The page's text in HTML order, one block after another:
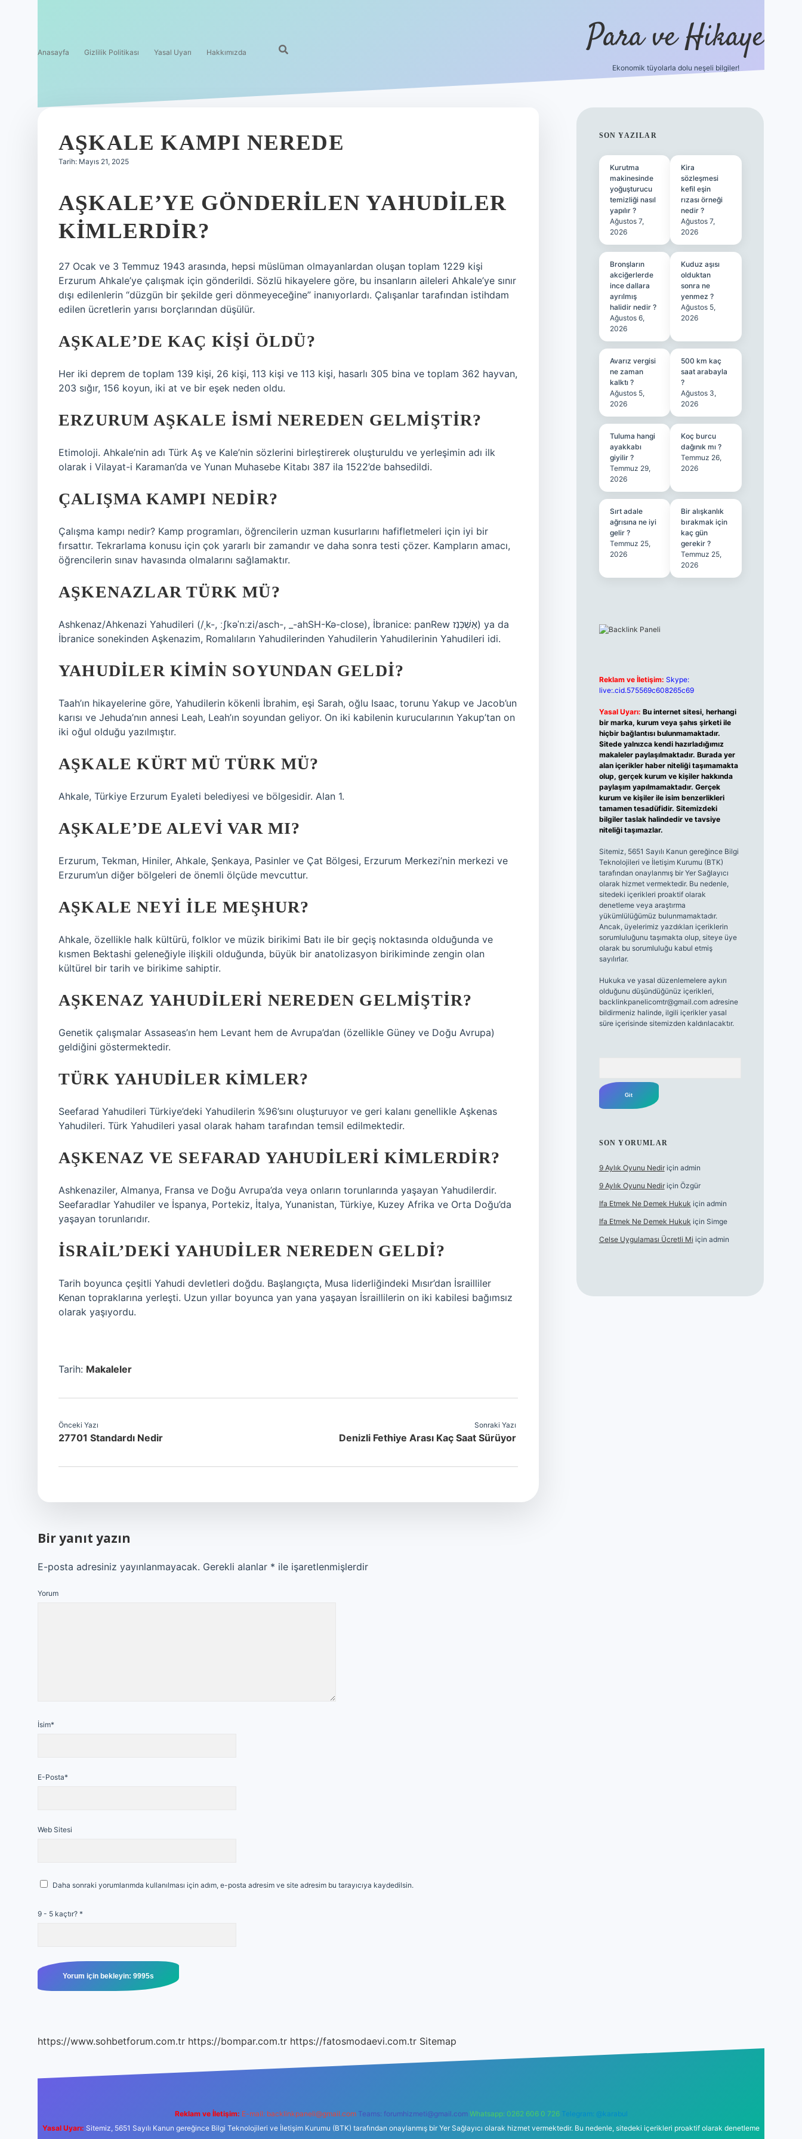
Anasayfa Gizlilik Politikası Yasal Uyarı Hakkımızda Para ve Hikaye
Ekonomik tüyolarla dolu neşeli bilgiler!
AŞKALE KAMPI NEREDE
Tarih: Mayıs 21, 2025
AŞKALE’YE GÖNDERILEN YAHUDILER
KIMLERDIR?
27 Ocak ve 3 Temmuz 1943 arasında, hepsi müslüman olmayanlardan oluşan toplam 1229 kişi
Erzurum Ahkale’ye çalışmak için gönderildi. Sözlü hikayelere göre, bu insanların aileleri Ahkale’ye sınır
dışı edilenlerin “düzgün bir şekilde geri dönmeyeceğine” inanıyorlardı. Çalışanlar tarafından istihdam
edilen ücretlerin yarısı borçlarından düşülür.
AŞKALE’DE KAÇ KIŞI ÖLDÜ?
Her iki deprem de toplam 139 kişi, 26 kişi, 113 kişi ve 113 kişi, hasarlı 305 bina ve toplam 362 hayvan,
203 sığır, 156 koyun, iki at ve bir eşek neden oldu.
ERZURUM AŞKALE ISMI NEREDEN GELMIŞTIR?
Etimoloji. Ahkale’nin adı Türk Aş ve Kale’nin sözlerini birleştirerek oluşturuldu ve yerleşimin adı ilk
olarak i Vilayat-i Karaman’da ve Yunan Muhasebe Kitabı 387 ila 1522’de bahsedildi.
ÇALIŞMA KAMPI NEDIR?
Çalışma kampı nedir? Kamp programları, öğrencilerin uzman kusurlarını hafifletmeleri için iyi bir
fırsattır. Tekrarlama konusu için çok yararlı bir zamandır ve daha sonra testi çözer. Kampların amacı,
öğrencilerin sınav havasında olmalarını sağlamaktır.
AŞKENAZLAR TÜRK MÜ?
Ashkenaz/Ahkenazi Yahudileri (/ˌk-, ːʃkəˈnːzi/asch-, _-ahSH-Kə-close), İbranice: panRew אַשְׁכְּנַז) ya da
İbranice sonekinden Aşkenazim, Romalıların Yahudilerinden Yahudilerin Yahudilerinin Yahudileri idi.
YAHUDILER KIMIN SOYUNDAN GELDI?
Taah’ın hikayelerine göre, Yahudilerin kökenli İbrahim, eşi Sarah, oğlu Isaac, torunu Yakup ve Jacob’un
karısı ve Jehuda’nın annesi Leah, Leah’ın soyundan geliyor. On iki kabilenin kurucularının Yakup’tan on
iki oğul olduğu yazılmıştır.
AŞKALE KÜRT MÜ TÜRK MÜ?
Ahkale, Türkiye Erzurum Eyaleti belediyesi ve bölgesidir. Alan 1.
AŞKALE’DE ALEVI VAR MI?
Erzurum, Tekman, Hiniler, Ahkale, Şenkaya, Pasinler ve Çat Bölgesi, Erzurum Merkezi’nin merkezi ve
Erzurum’un diğer bölgeleri de önemli ölçüde mevcuttur.
AŞKALE NEYI ILE MEŞHUR?
Ahkale, özellikle halk kültürü, folklor ve müzik birikimi Batı ile bir geçiş noktasında olduğunda ve
kısmen Bektashi geleneğiyle ilişkili olduğunda, büyük bir anatolizasyon birikiminde zengin olan
kültürel bir tarih ve birikime sahiptir.
AŞKENAZ YAHUDILERI NEREDEN GELMIŞTIR?
Genetik çalışmalar Assaseas’ın hem Levant hem de Avrupa’dan (özellikle Güney ve Doğu Avrupa)
geldiğini göstermektedir.
TÜRK YAHUDILER KIMLER?
Seefarad Yahudileri Türkiye’deki Yahudilerin %96’sını oluşturuyor ve geri kalanı genellikle Aşkenas
Yahudileri. Türk Yahudileri yasal olarak haham tarafından temsil edilmektedir.
AŞKENAZ VE SEFARAD YAHUDILERI KIMLERDIR?
Ashkenaziler, Almanya, Fransa ve Doğu Avrupa’da veya onların torunlarında yaşayan Yahudilerdir.
Seefaradlar Yahudiler ve İspanya, Portekiz, İtalya, Yunanistan, Türkiye, Kuzey Afrika ve Orta Doğu’da
yaşayan torunlarıdır.
İSRAIL’DEKI YAHUDILER NEREDEN GELDI?
Tarih boyunca çeşitli Yahudi devletleri doğdu. Başlangıçta, Musa liderliğindeki Mısır’dan İsrailliler
Kenan topraklarına yerleşti. Uzun yıllar boyunca yan yana yaşayan İsraillilerin on iki kabilesi bağımsız
olarak yaşıyordu.
Tarih: Makaleler
Önceki Yazı
27701 Standardı Nedir
Sonraki Yazı
Denizli Fethiye Arası Kaç Saat Sürüyor
Bir yanıt yazın
E-posta adresiniz yayınlanmayacak. Gerekli alanlar * ile işaretlenmişlerdir
Yorum
İsim*
E-Posta*
Web Sitesi
Daha sonraki yorumlarımda kullanılması için adım, e-posta adresim ve site adresim bu tarayıcıya kaydedilsin.
9 - 5 kaçtır? *
https://www.sohbetforum.com.tr https://bompar.com.tr https://fatosmodaevi.com.tr Sitemap
SIDEBAR
SON YAZILAR
Kurutma
makinesinde
yoğuşturucu
temizliği nasıl
yapılır ?
Ağustos 7,
2026
Kira
sözleşmesi
kefil eşin
rızası örneği
nedir ?
Ağustos 7,
2026
Bronşların
akciğerlerde
ince dallara
ayrılmış
halidir nedir ?
Ağustos 6,
2026
Kuduz aşısı
olduktan
sonra ne
yenmez ?
Ağustos 5,
2026
Avarız vergisi
ne zaman
kalktı ?
Ağustos 5,
2026
500 km kaç
saat arabayla
?
Ağustos 3,
2026
Tuluma hangi
ayakkabı
giyilir ?
Temmuz 29,
2026
Koç burcu
dağınık mı ?
Temmuz 26,
2026
Sırt adale
ağrısına ne iyi
gelir ?
Temmuz 25,
2026
Bir alışkanlık
bırakmak için
kaç gün
gerekir ?
Temmuz 25,
2026
Reklam ve İletişim: Skype:
live:.cid.575569c608265c69
Yasal Uyarı: Bu internet sitesi, herhangi
bir marka, kurum veya şahıs şirketi ile
hiçbir bağlantısı bulunmamaktadır.
Sitede yalnızca kendi hazırladığımız
makaleler paylaşılmaktadır. Burada yer
alan içerikler haber niteliği taşımamakta
olup, gerçek kurum ve kişiler hakkında
paylaşım yapılmamaktadır. Gerçek
kurum ve kişiler ile isim benzerlikleri
tamamen tesadüfidir. Sitemizdeki
bilgiler taslak halindedir ve tavsiye
niteliği taşımazlar.
Sitemiz, 5651 Sayılı Kanun gereğince Bilgi
Teknolojileri ve İletişim Kurumu (BTK)
tarafından onaylanmış bir Yer Sağlayıcı
olarak hizmet vermektedir. Bu nedenle,
sitedeki içerikleri proaktif olarak
denetleme veya araştırma
yükümlülüğümüz bulunmamaktadır.
Ancak, üyelerimiz yazdıkları içeriklerin
sorumluluğunu taşımakta olup, siteye üye
olarak bu sorumluluğu kabul etmiş
sayılırlar.
Hukuka ve yasal düzenlemelere aykırı
olduğunu düşündüğünüz içerikleri,
backlinkpanelicomtr@gmail.comadresine
bildirmeniz halinde, ilgili içerikler yasal
süre içerisinde sitemizden kaldırılacaktır.
SON YORUMLAR
9 Aylık Oyunu Nediriçin admin
9 Aylık Oyunu Nediriçin Özgür
Ifa Etmek Ne Demek Hukuk için admin
Ifa Etmek Ne Demek Hukuk için Simge
Celse Uygulaması Ücretli Mi için admin
https://elexbetgiris.org/
Reklam ve İletişim: E-mail: backlinkpaneli@gmail.com Teams: forumhizmeti@gmail.com Whatsapp: 0262 606 0 726 Telegram: @karabul
Yasal Uyarı: Sitemiz, 5651 Sayılı Kanun gereğince Bilgi Teknolojileri ve İletişim Kurumu (BTK) tarafından onaylanmış bir Yer Sağlayıcı olarak hizmet vermektedir. Bu nedenle, sitedeki içerikleri proaktif olarak denetleme